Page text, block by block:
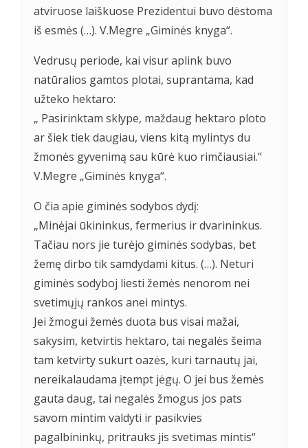
atviruose laiškuose Prezidentui buvo dėstoma
iš esmės (…). V.Megre „Giminės knyga“.
Vedrusų periode, kai visur aplink buvo
natūralios gamtos plotai, suprantama, kad
užteko hektaro:
„ Pasirinktam sklype, maždaug hektaro ploto
ar šiek tiek daugiau, viens kitą mylintys du
žmonės gyvenimą sau kūrė kuo rimčiausiai.“
V.Megre „Giminės knyga“.
O čia apie giminės sodybos dydį:
„Minėjai ūkininkus, fermerius ir dvarininkus.
Tačiau nors jie turėjo giminės sodybas, bet
žemę dirbo tik samdydami kitus. (…). Neturi
giminės sodyboj liesti žemės nenorom nei
svetimųjų rankos anei mintys.
Jei žmogui žemės duota bus visai mažai,
sakysim, ketvirtis hektaro, tai negalės šeima
tam ketvirty sukurt oazės, kuri tarnautų jai,
nereikalaudama įtempt jėgų. O jei bus žemės
gauta daug, tai negalės žmogus jos pats
savom mintim valdyti ir pasikvies
pagalbininkų, pritrauks jis svetimas mintis“